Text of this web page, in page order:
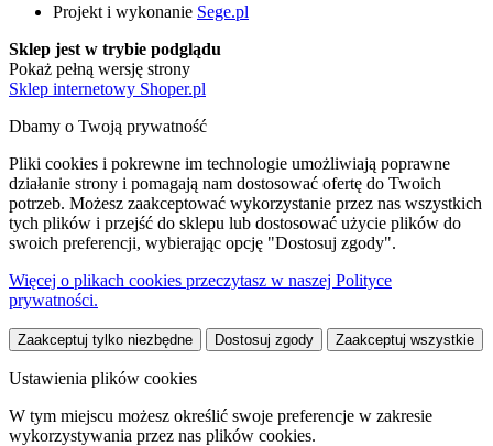
Projekt i wykonanie Sege.pl
Sklep jest w trybie podglądu
Pokaż pełną wersję strony
Sklep internetowy Shoper.pl
Dbamy o Twoją prywatność
Pliki cookies i pokrewne im technologie umożliwiają poprawne
działanie strony i pomagają nam dostosować ofertę do Twoich
potrzeb. Możesz zaakceptować wykorzystanie przez nas wszystkich
tych plików i przejść do sklepu lub dostosować użycie plików do
swoich preferencji, wybierając opcję "Dostosuj zgody".
Więcej o plikach cookies przeczytasz w naszej Polityce
prywatności.
Zaakceptuj tylko niezbędne Dostosuj zgody Zaakceptuj wszystkie
Ustawienia plików cookies
W tym miejscu możesz określić swoje preferencje w zakresie
wykorzystywania przez nas plików cookies.